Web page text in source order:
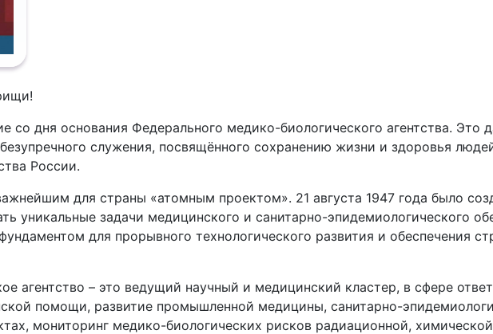
дня основания Федерального медико-биологического агентства. Это
служения, посвящённого сохранению жизни и здоровья
России.
для страны «атомным проектом». 21 августа 1947 года было
уникальные задачи медицинского и санитарно-эпидемиологического
для прорывного технологического развития и обеспечения
агентство – это ведущий научный и медицинский кластер, в сфере
помощи, развитие промышленной медицины, санитарно-
мониторинг медико-биологических рисков радиационной,